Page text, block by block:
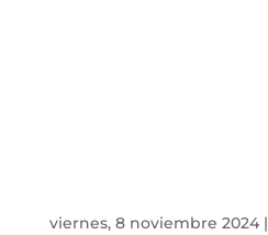
viernes, 8 noviembre 2024|